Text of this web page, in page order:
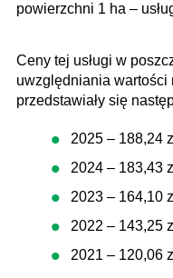
powierzchni 1 ha –
Ceny tej usługi w
uwzględniania wartości
przedstawiały się
2025 – 188,24
2024 – 183,43
2023 – 164,10
2022 – 143,25
2021 – 120,06